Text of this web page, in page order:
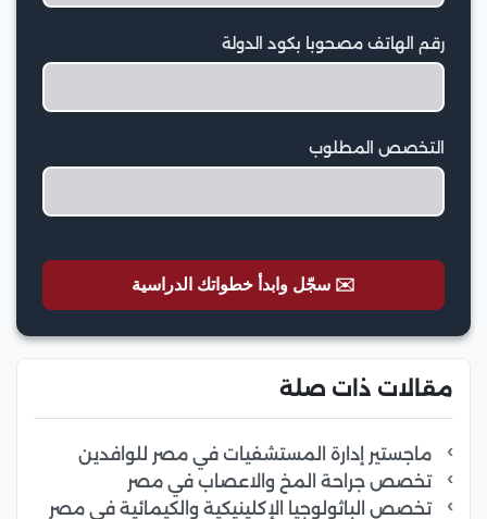
رقم الهاتف مصحوبا بكود الدولة
التخصص المطلوب
✉️ سجّل وابدأ خطواتك الدراسية
مقالات ذات صلة
ماجستير إدارة المستشفيات في مصر للوافدين
تخصص جراحة المخ والاعصاب في مصر
تخصص الباثولوجيا الإكلينيكية والكيمائية في مصر